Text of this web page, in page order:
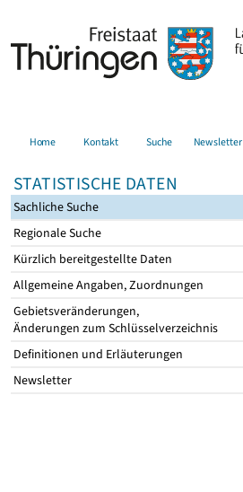
Home Kontakt Suche Newsletter
STATISTISCHE DATEN
Sachliche Suche
Regionale Suche
Kürzlich bereitgestellte Daten
Allgemeine Angaben, Zuordnungen
Gebietsveränderungen,
Änderungen zum Schlüsselverzeichnis
Definitionen und Erläuterungen
Newsletter